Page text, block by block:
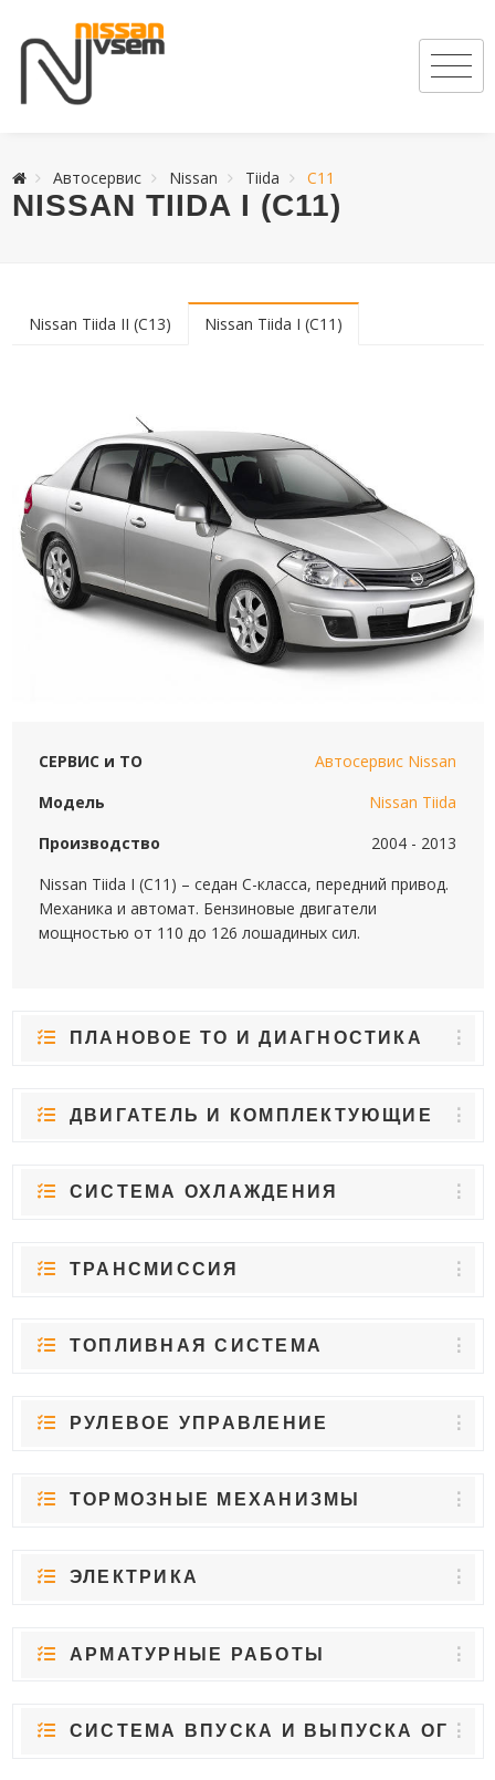
Автосервис Nissan Tiida C11
NISSAN TIIDA I (C11)
Nissan Tiida II (C13) Nissan Tiida I (C11)
СЕРВИС и ТО
Автосервис Nissan
Модель
Nissan Tiida
Производство
2004 - 2013
Nissan Tiida I (C11) – седан C-класса, передний привод.
Механика и автомат. Бензиновые двигатели
мощностью от 110 до 126 лошадиных сил.
ПЛАНОВОЕ ТО И ДИАГНОСТИКА
ДВИГАТЕЛЬ И КОМПЛЕКТУЮЩИЕ
СИСТЕМА ОХЛАЖДЕНИЯ
ТРАНСМИССИЯ
ТОПЛИВНАЯ СИСТЕМА
РУЛЕВОЕ УПРАВЛЕНИЕ
ТОРМОЗНЫЕ МЕХАНИЗМЫ
ЭЛЕКТРИКА
АРМАТУРНЫЕ РАБОТЫ
СИСТЕМА ВПУСКА И ВЫПУСКА ОГ